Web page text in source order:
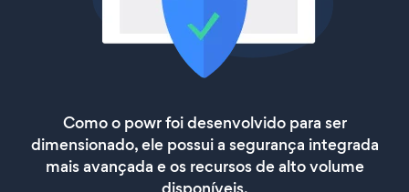
Como o powr foi desenvolvido para ser
dimensionado, ele possui a segurança integrada
mais avançada e os recursos de alto volume